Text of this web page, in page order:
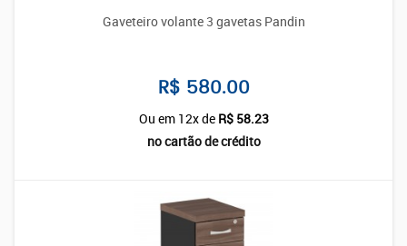
Gaveteiro volante 3 gavetas Pandin
R$ 580.00
Ou em 12x de R$ 58.23
no cartão de crédito